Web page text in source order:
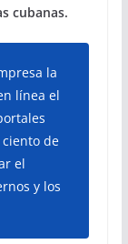
cubanas.
la
línea el
de
el
y los